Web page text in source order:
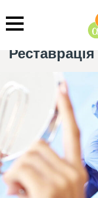
Головна Стоматологічні
Реставрація зубів у